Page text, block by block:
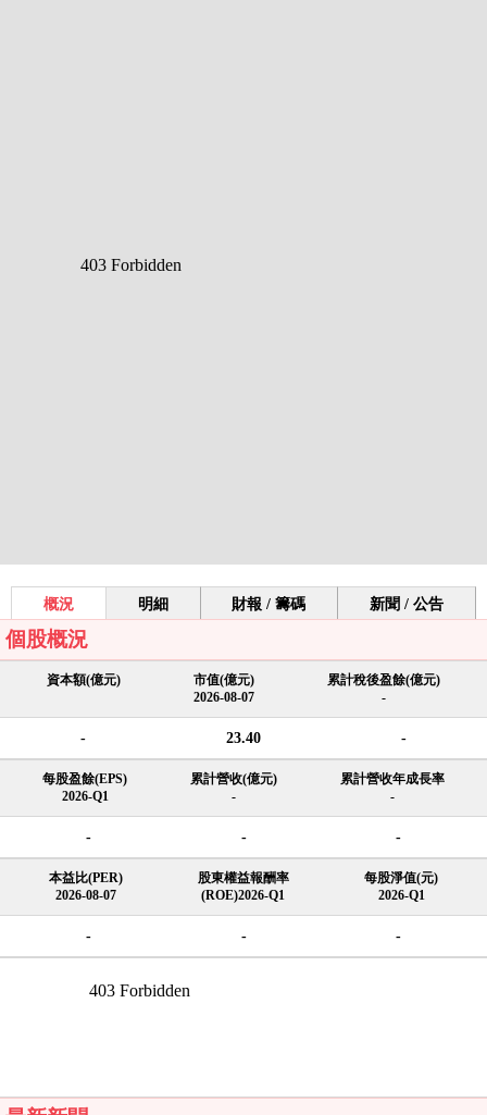
概況 明細 財報 / 籌碼 新聞 / 公告
個股概況
資本額(億元)
市值(億元)
2026-08-07
累計稅後盈餘(億元)
-
- 23.40 -
每股盈餘(EPS)
2026-Q1
累計營收(億元)
-
累計營收年成長率
-
- - -
本益比(PER)
2026-08-07
股東權益報酬率
(ROE)2026-Q1
每股淨值(元)
2026-Q1
- - -